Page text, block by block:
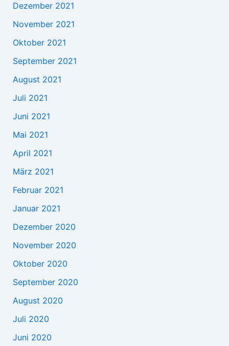
Dezember 2021
November 2021
Oktober 2021
September 2021
August 2021
Juli 2021
Juni 2021
Mai 2021
April 2021
März 2021
Februar 2021
Januar 2021
Dezember 2020
November 2020
Oktober 2020
September 2020
August 2020
Juli 2020
Juni 2020